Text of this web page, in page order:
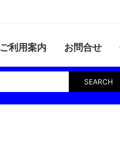
ご利用案内 お問合せ
SEARCH